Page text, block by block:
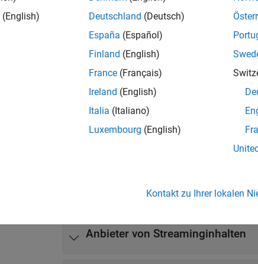
Empfang von Nachrichten erforderlich sind.
Die Web-Services-APIs unterstützen nur HTTP
Klassen
alle erweitern
HTTP-Nachrichten
Headerfeld-Klasse und Feld-
Konsumenten von
Anbieter von Streaminginhalten
(English)
Deutschland (Deutsch)
España (Español)
Finland (English)
France (Français)
Ireland (English)
Italia (Italiano)
Luxembourg (English)
Kontakt zu Ihrer lokalen